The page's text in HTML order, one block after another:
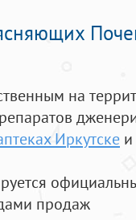
на
Иркутске
продаж